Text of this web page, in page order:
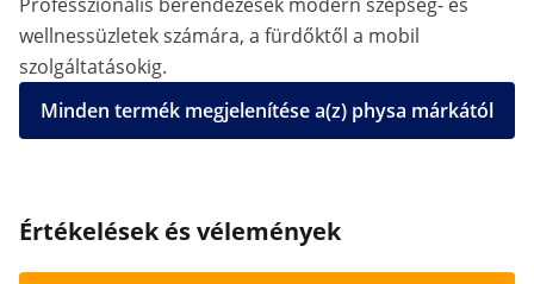
wellnessüzletek számára, a fürdőktől a mobil
szolgáltatásokig.
Minden termék megjelenítése a(z) physa márkától
Értékelések és vélemények